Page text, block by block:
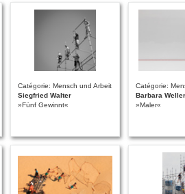
Catégorie: Mensch und Arbeit
Siegfried Walter
»Fünf Gewinnt«
Catégorie:
Barbara Weller
»Maler«